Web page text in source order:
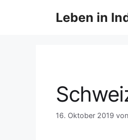
Leben in
16. Oktober 2019 von